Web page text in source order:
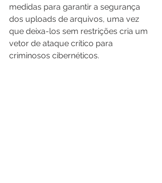
medidas para garantir a segurança
dos uploads de arquivos, uma vez
que deixa-los sem restrições cria um
vetor de ataque crítico para
criminosos cibernéticos.